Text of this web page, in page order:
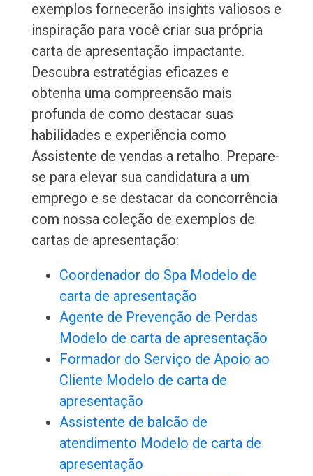
exemplos fornecerão insights valiosos e
inspiração para você criar sua própria
carta de apresentação impactante.
Descubra estratégias eficazes e
obtenha uma compreensão mais
profunda de como destacar suas
habilidades e experiência como
Assistente de vendas a retalho. Prepare-
se para elevar sua candidatura a um
emprego e se destacar da concorrência
com nossa coleção de exemplos de
cartas de apresentação:
Coordenador do Spa Modelo de
carta de apresentação
Agente de Prevenção de Perdas
Modelo de carta de apresentação
Formador do Serviço de Apoio ao
Cliente Modelo de carta de
apresentação
Assistente de balcão de
atendimento Modelo de carta de
apresentação